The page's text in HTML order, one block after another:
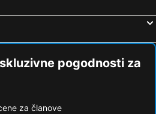
pogodnosti za
za članove